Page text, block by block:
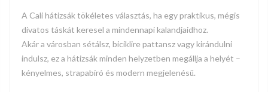
A Cali hátizsák tökéletes választás, ha egy praktikus, mégis
divatos táskát keresel a mindennapi kalandjaidhoz.
Akár a városban sétálsz, biciklire pattansz vagy kirándulni
indulsz, ez a hátizsák minden helyzetben megállja a helyét –
kényelmes, strapabíró és modern megjelenésű.